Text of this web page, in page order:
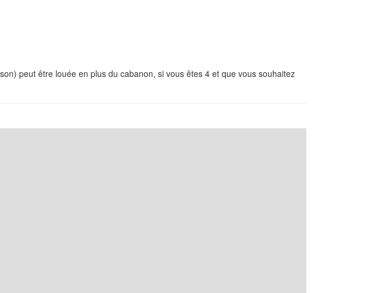
peut être louée en plus du cabanon, si vous êtes 4 et que vous souhaitez